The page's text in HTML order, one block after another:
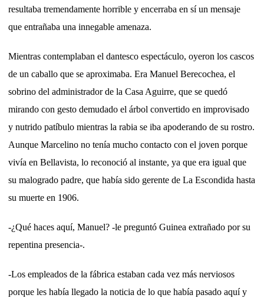
resultaba tremendamente horrible y encerraba en sí un mensaje
que entrañaba una innegable amenaza.
Mientras contemplaban el dantesco espectáculo, oyeron los cascos
de un caballo que se aproximaba. Era Manuel Berecochea, el
sobrino del administrador de la Casa Aguirre, que se quedó
mirando con gesto demudado el árbol convertido en improvisado
y nutrido patíbulo mientras la rabia se iba apoderando de su rostro.
Aunque Marcelino no tenía mucho contacto con el joven porque
vivía en Bellavista, lo reconoció al instante, ya que era igual que
su malogrado padre, que había sido gerente de La Escondida hasta
su muerte en 1906.
-¿Qué haces aquí, Manuel? -le preguntó Guinea extrañado por su
repentina presencia-.
-Los empleados de la fábrica estaban cada vez más nerviosos
porque les había llegado la noticia de lo que había pasado aquí y